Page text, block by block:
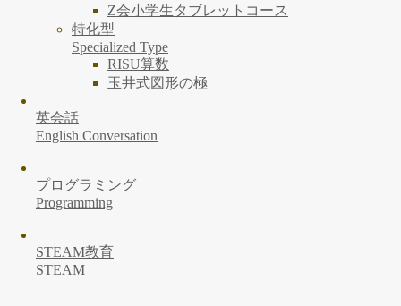
Z会小学生タブレットコース
特化型
Specialized Type
RISU算数
玉井式図形の極
英会話
English Conversation
プログラミング
Programming
STEAM教育
STEAM